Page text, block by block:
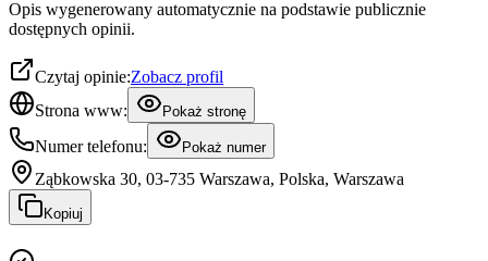
Opis wygenerowany automatycznie na podstawie publicznie
dostępnych opinii.
Czytaj opinie:Zobacz profil
Strona www:
Pokaż stronę
Numer telefonu: Pokaż numer
Ząbkowska 30, 03-735 Warszawa, Polska, Warszawa
Kopiuj